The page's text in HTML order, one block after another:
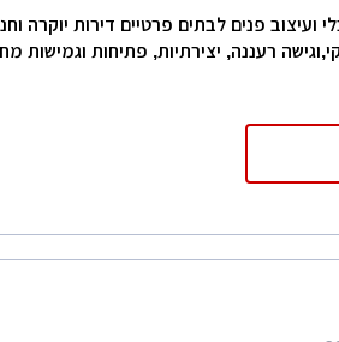
ועיצוב פנים לבתים פרטיים דירות יוקרה
רעננה, יצירתיות, פתיחות וגמישות